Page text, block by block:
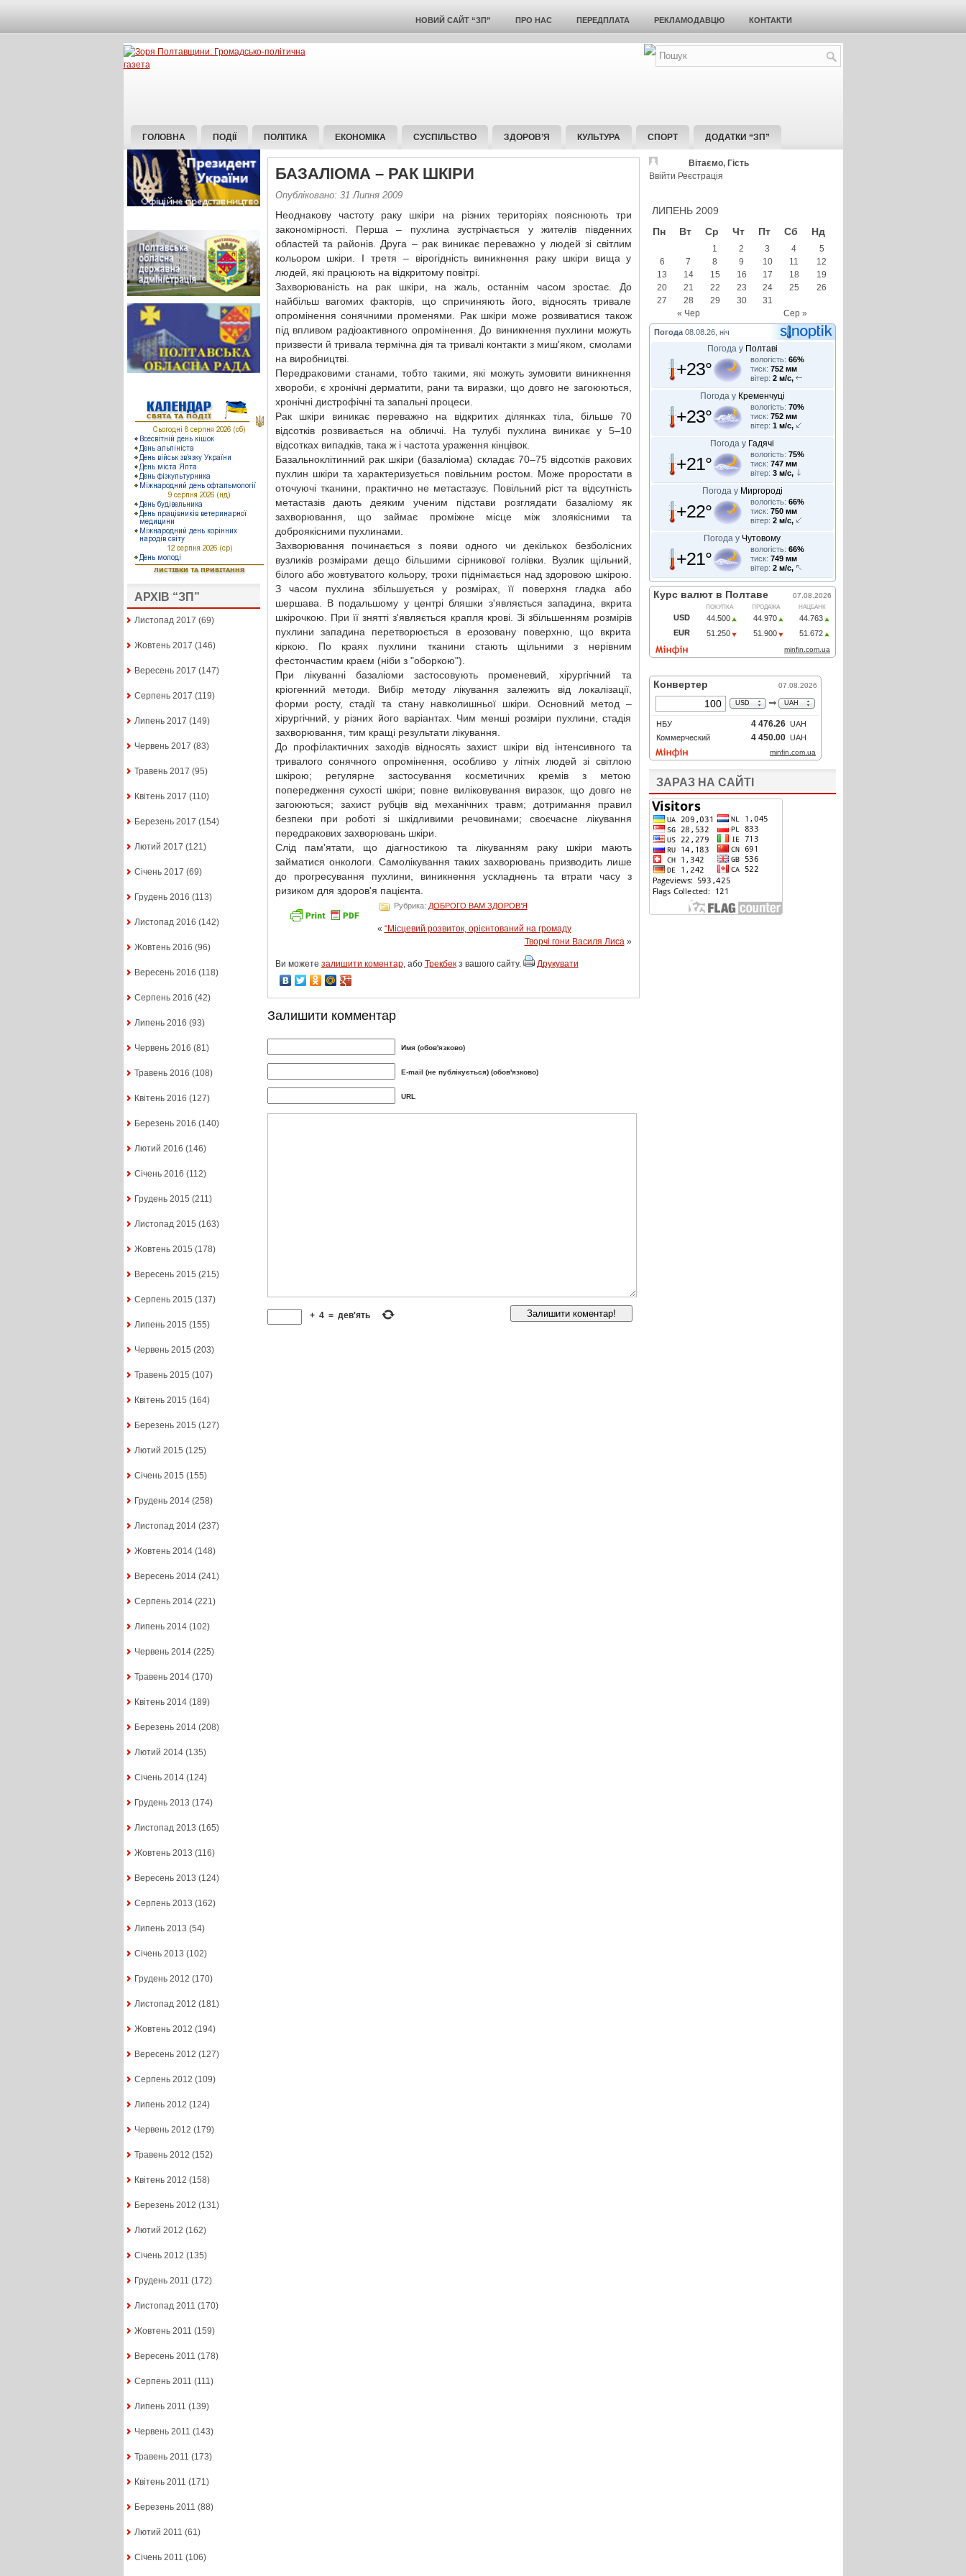
НОВИЙ САЙТ “ЗП” ПРО НАС ПЕРЕДПЛАТА РЕКЛАМОДАВЦЮ КОНТАКТИ
ГОЛОВНА ПОДІЇ ПОЛІТИКА ЕКОНОМІКА СУСПІЛЬСТВО ЗДОРОВ’Я КУЛЬТУРА СПОРТ ДОДАТКИ “ЗП”
АРХІВ “ЗП”
Листопад 2017 (69)
Жовтень 2017 (146)
Вересень 2017 (147)
Серпень 2017 (119)
Липень 2017 (149)
Червень 2017 (83)
Травень 2017 (95)
Квітень 2017 (110)
Березень 2017 (154)
Лютий 2017 (121)
Січень 2017 (69)
Грудень 2016 (113)
Листопад 2016 (142)
Жовтень 2016 (96)
Вересень 2016 (118)
Серпень 2016 (42)
Липень 2016 (93)
Червень 2016 (81)
Травень 2016 (108)
Квітень 2016 (127)
Березень 2016 (140)
Лютий 2016 (146)
Січень 2016 (112)
Грудень 2015 (211)
Листопад 2015 (163)
Жовтень 2015 (178)
Вересень 2015 (215)
Серпень 2015 (137)
Липень 2015 (155)
Червень 2015 (203)
Травень 2015 (107)
Квітень 2015 (164)
Березень 2015 (127)
Лютий 2015 (125)
Січень 2015 (155)
Грудень 2014(258)
Листопад 2014(237)
Жовтень 2014(148)
Вересень 2014(241)
Серпень 2014(221)
Липень 2014(102)
Червень 2014(225)
Травень 2014(170)
Квітень 2014(189)
Березень 2014(208)
Лютий 2014(135)
Січень 2014(124)
Грудень 2013 (174)
Листопад 2013 (165)
Жовтень 2013 (116)
Вересень 2013 (124)
Серпень 2013 (162)
Липень 2013 (54)
Січень 2013 (102)
Грудень 2012 (170)
Листопад 2012 (181)
Жовтень 2012 (194)
Вересень 2012 (127)
Серпень 2012 (109)
Липень 2012 (124)
Червень 2012 (179)
Травень 2012 (152)
Квітень 2012 (158)
Березень 2012 (131)
Лютий 2012 (162)
Січень 2012 (135)
Грудень 2011 (172)
Листопад 2011 (170)
Жовтень 2011 (159)
Вересень 2011 (178)
Серпень 2011 (111)
Липень 2011 (139)
Червень 2011 (143)
Травень 2011 (173)
Квітень 2011 (171)
Березень 2011 (88)
Лютий 2011 (61)
Січень 2011 (106)
БАЗАЛІОМА – РАК ШКІРИ
Опубліковано: 31 Липня 2009
Неоднакову частоту раку шкіри на різних територіях пояснюють три
закономірності. Перша – пухлина зустрічається у жителів південних
областей та районів. Друга – рак виникає переважно у людей зі світлим
кольором шкіри. І третя – вірогідність виникнення раку шкіри вища у
людей, які працюють на відкритому повітрі.
Захворюваність на рак шкіри, на жаль, останнім часом зростає. До
найбільш вагомих факторів, що спричиняють його, відносять тривале
опромінення сонячними променями. Рак шкіри може розвиватися також
під впливом радіоактивного опромінення. До виникнення пухлини можуть
призвести й тривала термічна дія та тривалі контакти з миш'яком, смолами
на виробництві.
Передраковими станами, тобто такими, які можуть зумовити виникнення
хвороби, є хронічні дерматити, рани та виразки, що довго не загоюються,
хронічні дистрофічні та запальні процеси.
Рак шкіри виникає переважно на відкритих ділянках тіла, більше 70
відсотків розвивається на обличчі. На тулубі пухлина виникає у 5–10
відсотках випадків, така ж і частота ураження кінцівок.
Базальноклітинний рак шкіри (базаліома) складає 70–75 відсотків ракових
пухлин шкіри та характеризується повільним ростом. Може проростати в
оточуючі тканини, практично не метастазує. Повільний ріст та відсутність
метастазів дають деяким ученим підстави розглядати базаліому як
захворювання, що займає проміжне місце між злоякісними та
доброякісними пухлинами.
Захворювання починається з появи одного чи декількох безболісних
вузликів розмірами дещо більшими сірникової голівки. Вузлик щільний,
білого або жовтуватого кольору, трохи піднімається над здоровою шкірою.
З часом пухлина збільшується у розмірах, її поверхня гладка або
шершава. В подальшому у центрі бляшки з'являється западина, вкрита
шкірочкою. При її знятті з'являється крапля крові. Зі збільшенням розмірів
пухлини западина перетворюється в ерозовану поверхню, що вкрита
кіркою. По краях пухлини тканини стають щільними з нерівним
фестончастим краєм (ніби з "оборкою").
При лікуванні базаліоми застосовують променевий, хірургічний та
кріогенний методи. Вибір методу лікування залежить від локалізації,
форми росту, стадії та стану навколишньої шкіри. Основний метод –
хірургічний, у різних його варіантах. Чим менші розміри пухлини, стадія
захворювання, тим кращі результати лікування.
До профілактичних заходів відносять захист шкіри від інтенсивного та
тривалого сонячного опромінення, особливо у літніх людей зі світлою
шкірою; регулярне застосування косметичних кремів з метою
попередження сухості шкіри; повне виліковування виразок, що довго не
загоюються; захист рубців від механічних травм; дотримання правил
безпеки при роботі зі шкідливими речовинами; своєчасне лікування
передракових захворювань шкіри.
Слід пам'ятати, що діагностикою та лікуванням раку шкіри мають
займатися онкологи. Самолікування таких захворювань призводить лише
до прогресування пухлини, виникнення ускладнень та втрати часу з
ризиком для здоров'я пацієнта.
Рубрика: ДОБРОГО ВАМ ЗДОРОВ’Я
« “Місцевий розвиток, орієнтований на громаду
Творчі гони Василя Лиса»
Ви можете залишити коментар, або Трекбекз вашого сайту. Друкувати
Залишити комментар
Имя (обов'язково)
E-mail (не публікується) (обов'язково)
URL
+ 4 = дев'ять
Вітаємо, Гість
Ввійти Реєстрація
ЛИПЕНЬ 2009
Пн
Вт Ср Чт Пт Сб Нд
« Чер Сер »
1 2 3 4
5
6
7 8 9 10 11
12
13
14 15 16 17 18
19
20
21 22 23 24 25
26
27
28 29 30 31
Погода 08.08.26, ніч
Погода у Полтаві
+23° вологість: 66%
тиск: 752 мм
вітер: 2 м/с,
Погода у Кременчуці
+23° вологість: 70%
тиск: 752 мм
вітер: 1 м/с,
Погода у Гадячі
+21° вологість: 75%
тиск: 747 мм
вітер: 3 м/с,
Погода у Миргороді
+22° вологість: 66%
тиск: 750 мм
вітер: 2 м/с,
Погода у Чутовому
+21° вологість: 66%
тиск: 749 мм
вітер: 2 м/с,
ЗАРАЗ НА САЙТІ